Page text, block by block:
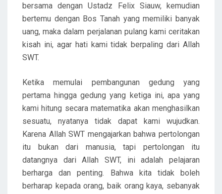
bersama dengan Ustadz Felix Siauw, kemudian
bertemu dengan Bos Tanah yang memiliki banyak
uang, maka dalam perjalanan pulang kami ceritakan
kisah ini, agar hati kami tidak berpaling dari Allah
SWT.
Ketika memulai pembangunan gedung yang
pertama hingga gedung yang ketiga ini, apa yang
kami hitung secara matematika akan menghasilkan
sesuatu, nyatanya tidak dapat kami wujudkan.
Karena Allah SWT mengajarkan bahwa pertolongan
itu bukan dari manusia, tapi pertolongan itu
datangnya dari Allah SWT, ini adalah pelajaran
berharga dan penting. Bahwa kita tidak boleh
berharap kepada orang, baik orang kaya, sebanyak